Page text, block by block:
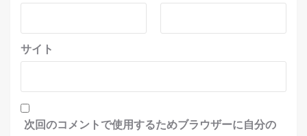
サイト
次回のコメントで使用するためブラウザーに自分の